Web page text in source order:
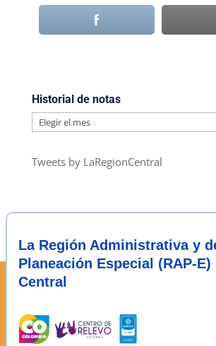
Historial de notas
Historial
notas
Tweets by LaRegionCentral
La Región Administrativa y
Planeación Especial (RAP-E)
Central